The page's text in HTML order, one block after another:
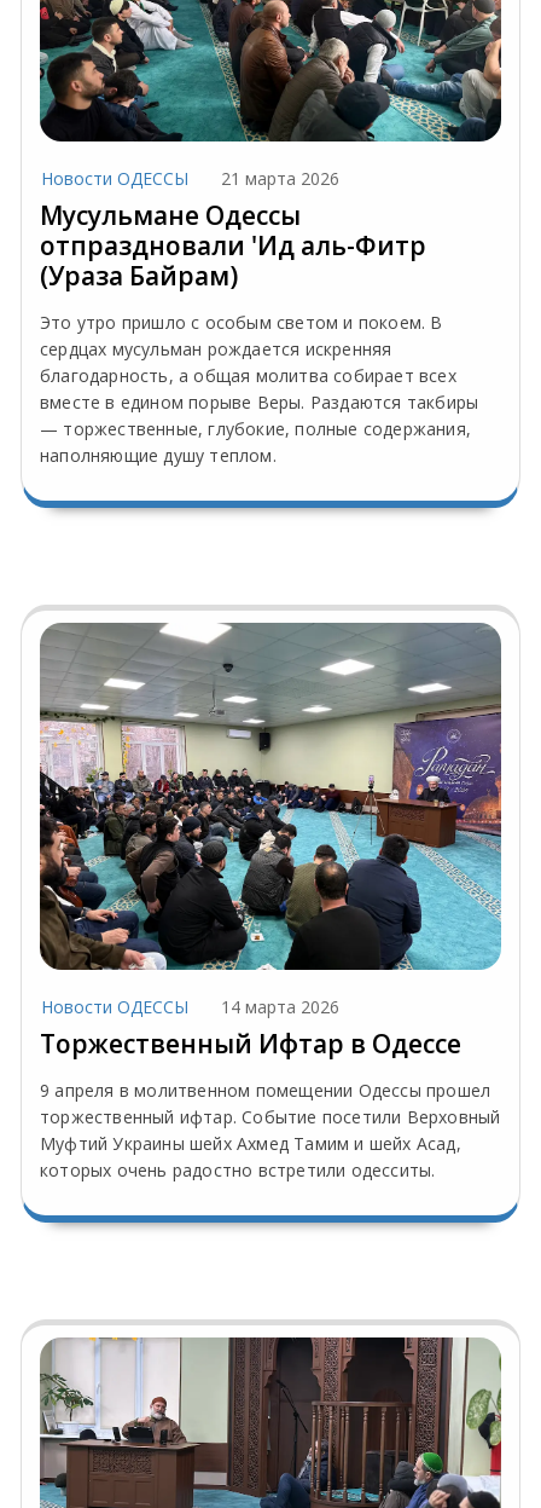
Новости ОДЕССЫ 21 марта 2026
Мусульмане Одессы
отпраздновали 'Ид аль-Фитр
(Ураза Байрам)
Это утро пришло с особым светом и покоем. В
сердцах мусульман рождается искренняя
благодарность, а общая молитва собирает всех
вместе в едином порыве Веры. Раздаются такбиры
— торжественные, глубокие, полные содержания,
наполняющие душу теплом.
Новости ОДЕССЫ 14 марта 2026
Торжественный Ифтар в Одессе
9 апреля в молитвенном помещении Одессы прошел
торжественный ифтар. Событие посетили Верховный
Муфтий Украины шейх Ахмед Тамим и шейх Асад,
которых очень радостно встретили одесситы.